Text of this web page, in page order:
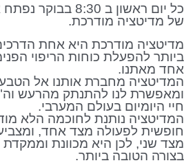
כל יום ראשון ב 8:30
מדיטציה מודרכת.
מודרכת היא אחת הדרכים
להפעלת כוחות הריפוי
מאתנו.
מחברת אותנו אל הטבע
לנו להתנתק מהרעש
היומיום בעולם המערבי.
נותנת לחוכמה הלא
לפעולה מצד אחד, ומצביעה
שני, לכן היא מכוונת וממקדת
הטובה ביותר.